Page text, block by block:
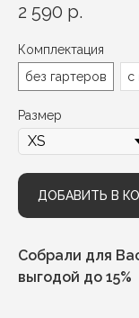
2 590 р.
Комплектация
без гартеров
с
Размер
ДОБАВИТЬ В
Собрали для
выгодой до 15%